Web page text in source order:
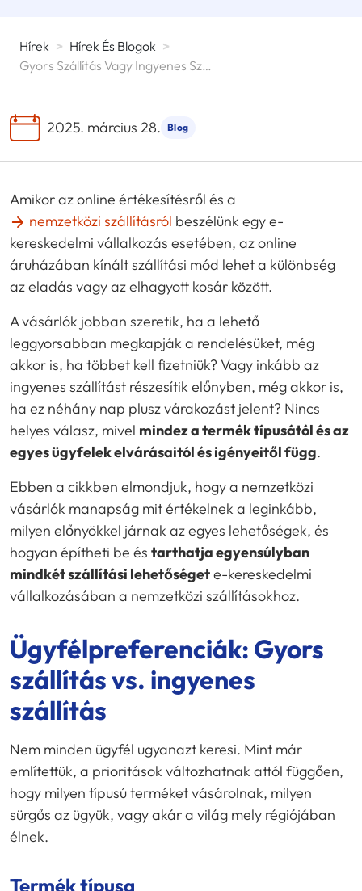
Hírek > Hírek És Blogok >
Gyors Szállítás Vagy Ingyenes Szállítás: Mit Kedvelnek A Vásárlók, És Hogyan Lehet Ezt Kiegyensúlyozni Az Ön E-Kereskedelmében?
2025. március 28. Blog
Amikor az online értékesítésről és a
nemzetközi szállításról beszélünk egy e-
kereskedelmi vállalkozás esetében, az online
áruházában kínált szállítási mód lehet a különbség
az eladás vagy az elhagyott kosár között.
A vásárlók jobban szeretik, ha a lehető
leggyorsabban megkapják a rendelésüket, még
akkor is, ha többet kell fizetniük? Vagy inkább az
ingyenes szállítást részesítik előnyben, még akkor is,
ha ez néhány nap plusz várakozást jelent? Nincs
helyes válasz, mivel mindez a termék típusától és az
egyes ügyfelek elvárásaitól és igényeitől függ.
Ebben a cikkben elmondjuk, hogy a nemzetközi
vásárlók manapság mit értékelnek a leginkább,
milyen előnyökkel járnak az egyes lehetőségek, és
hogyan építheti be és tarthatja egyensúlyban
mindkét szállítási lehetőségete-kereskedelmi
vállalkozásában a nemzetközi szállításokhoz.
Ügyfélpreferenciák: Gyors
szállítás vs. ingyenes
szállítás
Nem minden ügyfél ugyanazt keresi. Mint már
említettük, a prioritások változhatnak attól függően,
hogy milyen típusú terméket vásárolnak, milyen
sürgős az ügyük, vagy akár a világ mely régiójában
élnek.
Termék típusa